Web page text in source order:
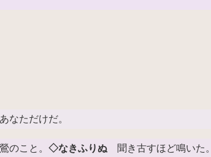
なただけだ。
のこと。 ◇なきふりぬ聞き古すほど鳴いた。